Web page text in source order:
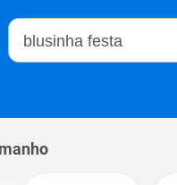
Buscar no Magalu